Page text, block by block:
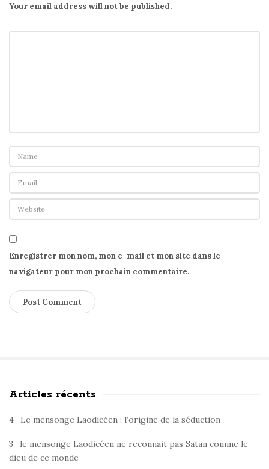
Your email address will not be published.
Enregistrer mon nom, mon e-mail et mon site dans le
navigateur pour mon prochain commentaire.
S
e
S
Articles récents
4- Le mensonge Laodicéen : l’origine de la séduction
3- le mensonge Laodicéen ne reconnait pas Satan comme le
dieu de ce monde